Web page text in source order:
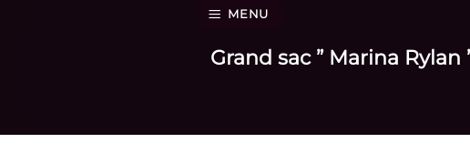
MENU
Grand sac ” Marina